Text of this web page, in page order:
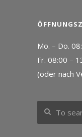
Mo. – Do.
Fr. 08:00 –
(oder nach